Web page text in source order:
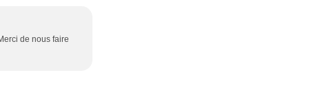
de nous faire